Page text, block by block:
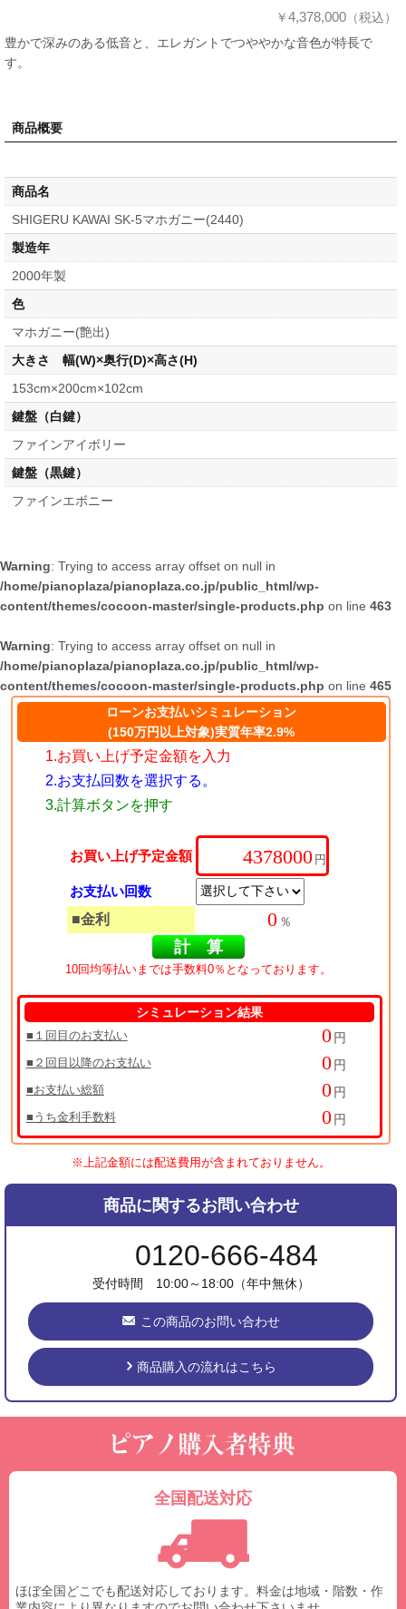
￥4,378,000 （税込）
豊かで深みのある低音と、エレガントでつややかな音色が特長で
す。
商品概要
商品名
SHIGERU KAWAI SK-5マホガニー(2440)
製造年
2000年製
色
マホガニー(艶出)
大きさ 幅(W)×奥行(D)×高さ(H)
153cm×200cm×102cm
鍵盤（白鍵）
ファインアイボリー
鍵盤（黒鍵）
ファインエボニー
Warning: Trying to access array offset on null in
/home/pianoplaza/pianoplaza.co.jp/public_html/wp-
content/themes/cocoon-master/single-products.php on line 463
Warning: Trying to access array offset on null in
/home/pianoplaza/pianoplaza.co.jp/public_html/wp-
content/themes/cocoon-master/single-products.php on line 465
ローンお支払いシミュレーション
(150万円以上対象)実質年率2.9%
1.お買い上げ予定金額を入力
2.お支払回数を選択する。
3.計算ボタンを押す
お買い上げ予定金額 円
お支払い回数
■金利
％
10回均等払いまでは手数料0％となっております。
シミュレーション結果
■１回目のお支払い 円
■２回目以降のお支払い 円
■お支払い総額 円
■うち金利手数料 円
※上記金額には配送費用が含まれておりません。
商品に関するお問い合わせ
0120-666-484
受付時間 10:00～18:00（年中無休）
この商品のお問い合わせ
商品購入の流れはこちら
全国配送対応
ほぼ全国どこでも配送対応しております。料金は地域・階数・作